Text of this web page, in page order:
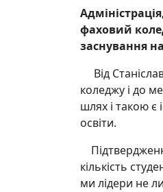
фаховий
заснування
Від
коледжу і до
шлях і такою є
освіти.
кількість
ми лідери не